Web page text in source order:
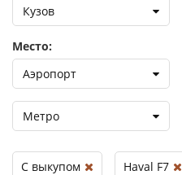
Кузов
Место:
Аэропорт
Метро
С выкупом Haval F7